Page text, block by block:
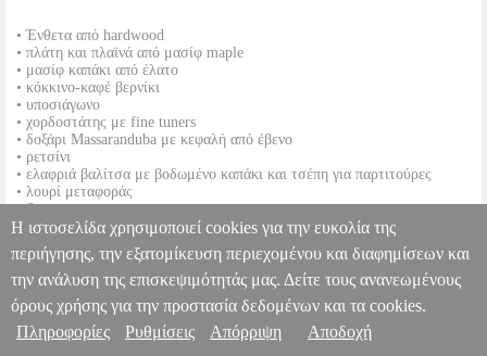
• Ένθετα από hardwood
• πλάτη και πλαϊνά από μασίφ maple
• μασίφ καπάκι από έλατο
• κόκκινο-καφέ βερνίκι
• υποσιάγωνο
• χορδοστάτης με fine tuners
• δοξάρι Massaranduba με κεφαλή από έβενο
• ρετσίνι
• ελαφριά βαλίτσα με βοδωμένο καπάκι και τσέπη για παρτιτούρες
• λουρί μεταφοράς
• Set-up
GEWAPURE ΣΕΤ ΒΙΟΛΑΣ HW 42,0CM
MSC.000216
MSC.000216 GEWA GEWA ΕΓΧΟΡΔΑ ΟΡΧΗΣΤΡΑΣ-
ΠΑΡΑΔΟΣΙΑΚΑ Κατηγορία: ΕΓΧΟΡΔΑ ΟΡΧΗΣΤΡΑΣ-
ΠΑΡΑΔΟΣΙΑΚΑ •GEWA στην κατηγορία
ΕΓΧΟΡΔΑ ΟΡΧΗΣΤΡΑΣ-ΠΑΡΑΔΟΣΙΑΚΑ • Ένθετα από hardwood
• πλάτη και πλαϊνά από μασίφ maple • μασίφ καπάκι από έλατο •
Πληροφορίες & Υπηρεσίες >
Η ιστοσελίδα χρησιμοποιεί cookies για την ευκολία της
περιήγησης, την εξατομίκευση περιεχομένου και διαφημίσεων και
την ανάλυση της επισκεψιμότητάς μας. Δείτε τους ανανεωμένους
όρους χρήσης για την προστασία δεδομένων και τα cookies.
Πληροφορίες
Ρυθμίσεις Απόρριψη Αποδοχή